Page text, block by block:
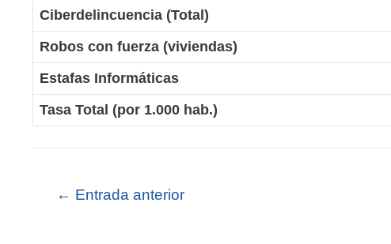
Ciberdelincuencia (Total)
Robos con fuerza (viviendas)
Estafas Informáticas
Tasa Total (por 1.000 hab.)
← Entrada anterior